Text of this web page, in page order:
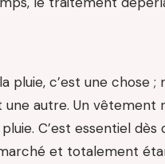
pluie, c’est une
autre. Un vêtement
C’est essentiel
et totalement